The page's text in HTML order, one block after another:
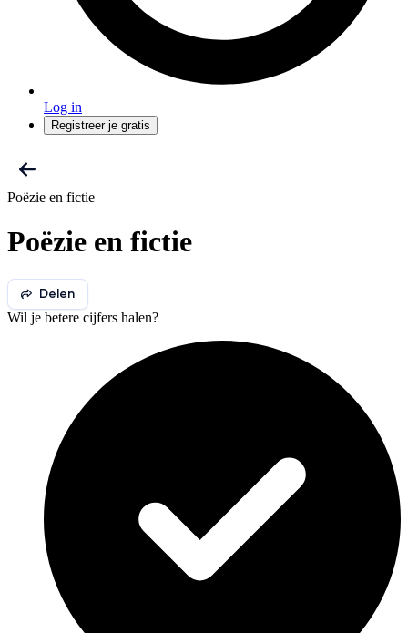
Log in
Registreer je gratis
Poëzie en fictie
Poëzie en fictie
Delen
Wil je betere cijfers halen?